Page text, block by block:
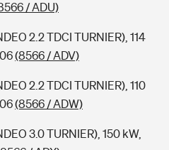
/ ADU)
2.2 TDCI TURNIER), 114
(8566 / ADV)
2.2 TDCI TURNIER), 110
(8566 / ADW)
3.0 TURNIER), 150 kW,